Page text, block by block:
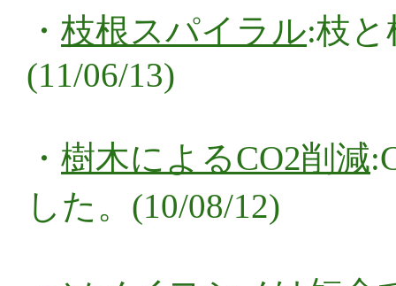
・ 枝根スパイラル:枝
(11/06/13)
・ 樹木によるCO2削減
した。(10/08/12)